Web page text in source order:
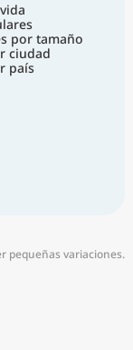
por tamaño
ciudad
país
pequeñas variaciones.